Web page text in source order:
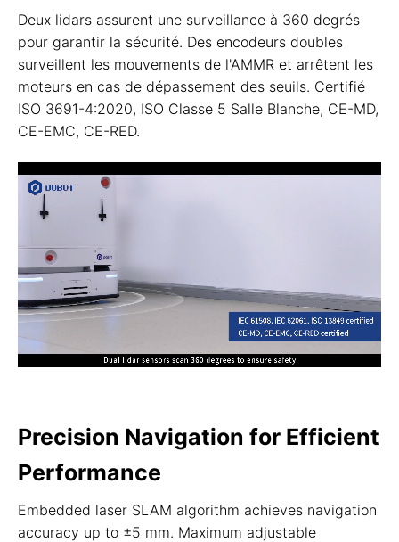
Deux lidars assurent une surveillance à 360 degrés
pour garantir la sécurité. Des encodeurs doubles
surveillent les mouvements de l'AMMR et arrêtent les
moteurs en cas de dépassement des seuils. Certifié
ISO 3691-4:2020, ISO Classe 5 Salle Blanche, CE-MD,
CE-EMC, CE-RED.
Precision Navigation for Efficient
Performance
Embedded laser SLAM algorithm achieves navigation
accuracy up to ±5 mm. Maximum adjustable